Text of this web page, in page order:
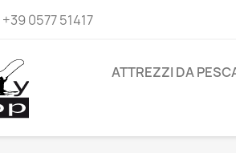
+39 0577 51417
ATTREZZI DA